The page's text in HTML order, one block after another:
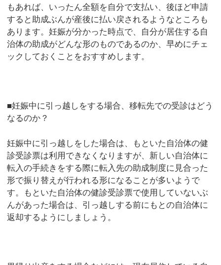
もあれば、いったん全額を自分で支払い、後ほど申請
すると助成ぶんが産後に払い戻されるようなところも
あります。妊娠が分かった時点で、自分が居住する自
治体の助成がどんな形のものであるのか、早めにチェ
ックしておくことをおすすめします。
■妊娠中に引っ越しをする場合、移転先での受診はどう
なるのか？
妊娠中に引っ越しをした場合は、もといた自治体の健
診受診票は利用できなくなりますが、新しい自治体に
転入の手続きをする際に転入先の助成制度に見合った
形で振り替えが行われる形になることが多いようで
す。もといた自治体の健診受診票で使用していないぶ
んがあった場合は、引っ越しする前にもとの自治体に
返却するようにしましょう。